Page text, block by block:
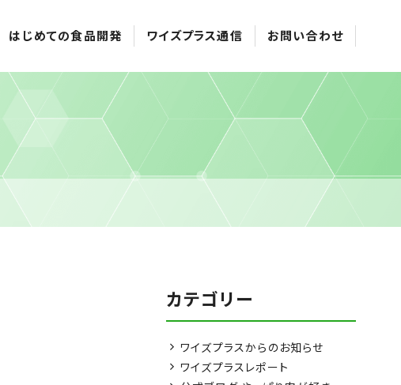
はじめての食品開発 ワイズプラス通信 お問い合わせ
カテゴリー
ワイズプラスからのお知らせ
ワイズプラスレポート